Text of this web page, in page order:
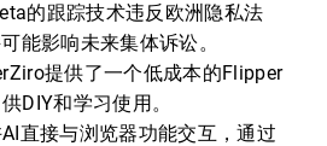
的跟踪技术违反欧洲隐私法
能影响未来集体诉讼。
提供了一个低成本的Flipper
DIY和学习使用。
直接与浏览器功能交互，通过